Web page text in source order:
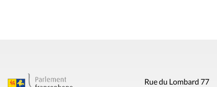
Rue du Lombard 77